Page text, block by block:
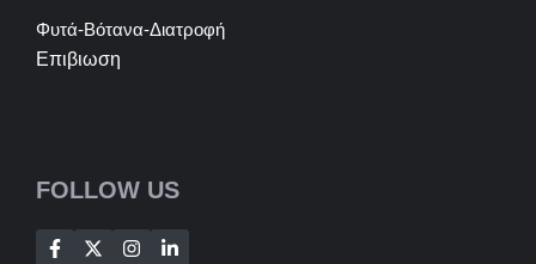
Φυτά-Βότανα-Διατροφή
Επιβιωση
FOLLOW US